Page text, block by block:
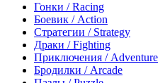
Гонки / Racing
Боевик / Action
Стратегии / Strategy
Драки / Fighting
Приключения / Adventure
Бродилки / Arcade